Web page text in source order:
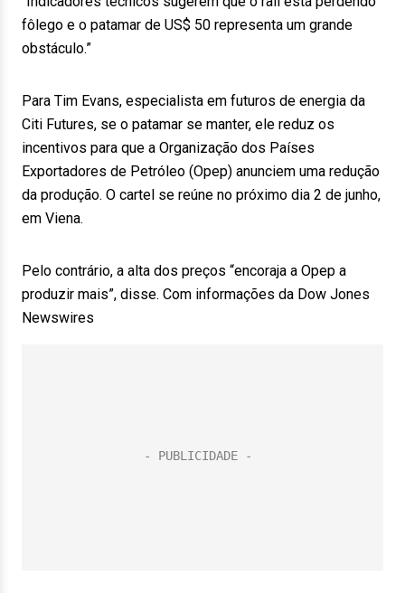
fôlego e o patamar de US$ 50 representa um grande
obstáculo.”
Para Tim Evans, especialista em futuros de energia da
Citi Futures, se o patamar se manter, ele reduz os
incentivos para que a Organização dos Países
Exportadores de Petróleo (Opep) anunciem uma redução
da produção. O cartel se reúne no próximo dia 2 de junho,
em Viena.
Pelo contrário, a alta dos preços “encoraja a Opep a
produzir mais”, disse. Com informações da Dow Jones
Newswires